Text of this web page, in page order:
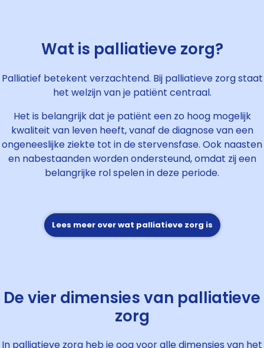
Wat is palliatieve zorg?
Palliatief betekent verzachtend. Bij palliatieve zorg staat
het welzijn van je patiënt centraal.
Het is belangrijk dat je patiënt een zo hoog mogelijk
kwaliteit van leven heeft, vanaf de diagnose van een
ongeneeslijke ziekte tot in de stervensfase. Ook naasten
en nabestaanden worden ondersteund, omdat zij een
belangrijke rol spelen in deze periode.
Lees meer over wat palliatieve zorg is
De vier dimensies van palliatieve
zorg
In palliatieve zorg heb je oog voor alle dimensies van het